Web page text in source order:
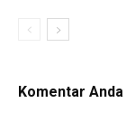
Komentar Anda